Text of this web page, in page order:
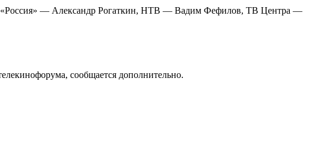
«Россия» — Александр Рогаткин, НТВ — Вадим Фефилов, ТВ Центра —
сообщается дополнительно.